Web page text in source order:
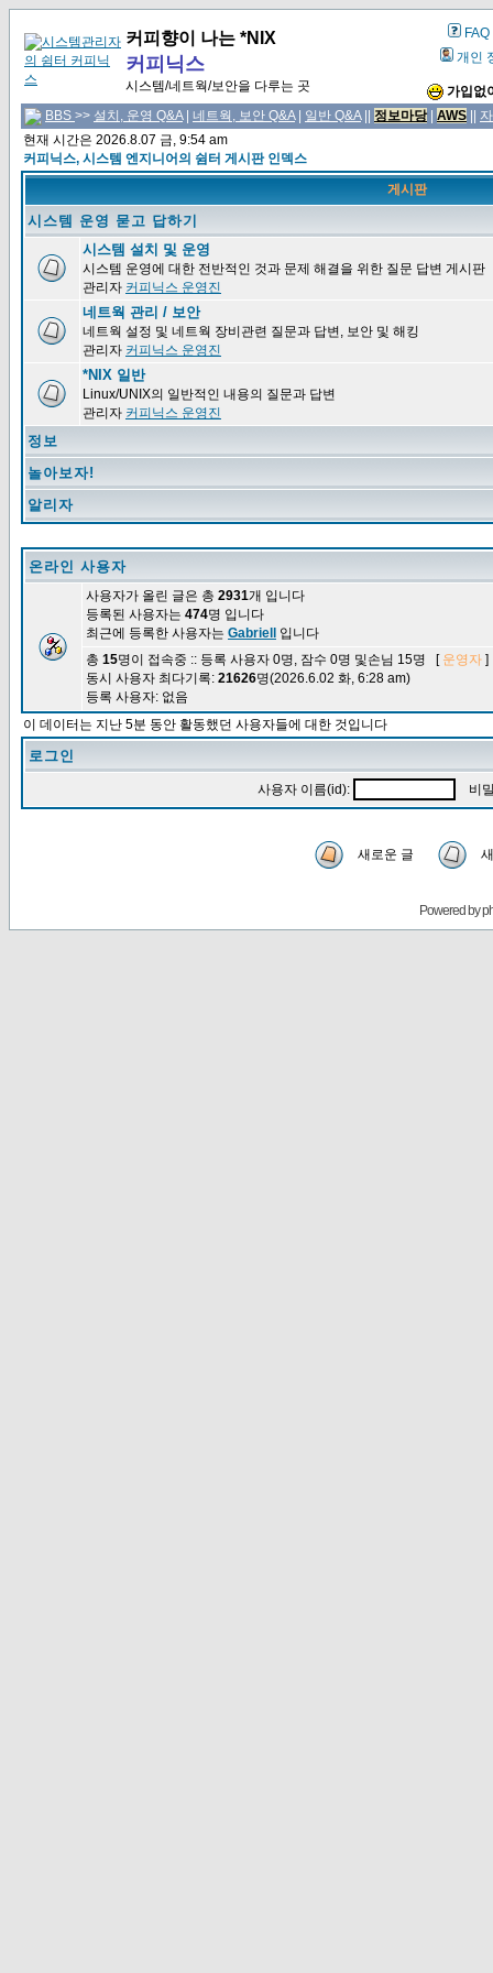
커피향이 나는 *NIX
커피닉스
시스템/네트웍/보안을 다루는 곳
FAQ
개인
가입없
BBS >> 설치, 운영 Q&A| 네트웍, 보안 Q&A| 일반 Q&A|| 정보마당| AWS
현재 시간은 2026.8.07 금, 9:54 am
커피닉스, 시스템 엔지니어의 쉼터 게시판 인덱스
게시판
시스템 운영 묻고 답하기
시스템 설치 및 운영
시스템 운영에 대한 전반적인 것과 문제 해결을 위한 질문 답변 게시판
관리자 커피닉스 운영진
네트웍 관리 / 보안
네트웍 설정 및 네트웍 장비관련 질문과 답변, 보안 및 해킹
관리자 커피닉스 운영진
*NIX 일반
Linux/UNIX의 일반적인 내용의 질문과 답변
관리자 커피닉스 운영진
정보
놀아보자!
알리자
온라인 사용자
사용자가 올린 글은 총 2931개 입니다
등록된 사용자는 474명 입니다
최근에 등록한 사용자는 Gabriell
입니다
총 15명이 접속중 :: 등록 사용자 0명, 잠수 0명 및손님 15명 [ 운영자
동시 사용자 최다기록: 21626명(2026.6.02 화, 6:28 am)
등록 사용자: 없음
이 데이터는 지난 5분 동안 활동했던 사용자들에 대한 것입니다
로그인
사용자 이름(id): 비
새로운 글
Powered by